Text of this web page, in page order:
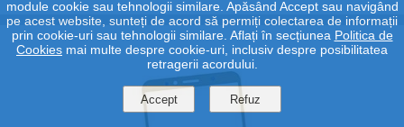
module cookie sau tehnologii similare. Apăsând Accept sau navigând
pe acest website, sunteți de acord să permiți colectarea de informații
prin cookie-uri sau tehnologii similare. Aflați în secțiunea Politica de
Cookies mai multe despre cookie-uri, inclusiv despre posibilitatea
retragerii acordului.